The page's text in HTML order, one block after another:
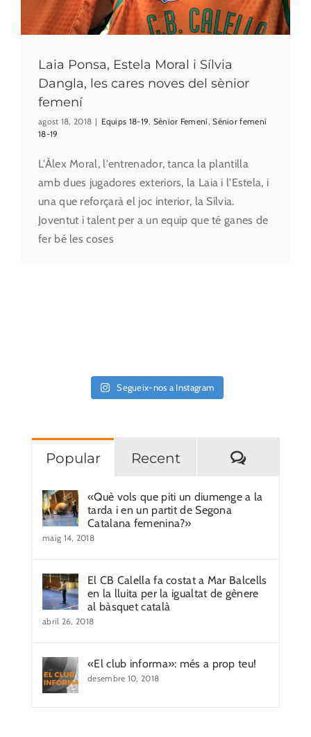
Laia Ponsa, Estela Moral i Sílvia
Dangla, les cares noves del sènior
femení
agost 18, 2018 | Equips 18-19, Sènior Femení,Sènior femení
18-19
L'Àlex Moral, l'entrenador, tanca la plantilla
amb dues jugadores exteriors, la Laia i l'Estela, i
una que reforçarà el joc interior, la Sílvia.
Joventut i talent per a un equip que té ganes de
fer bé les coses
Segueix-nos a Instagram
Popular Recent
«Què vols que piti un diumenge a la
tarda i en un partit de Segona
Catalana femenina?»
maig 14, 2018
El CB Calella fa costat a Mar Balcells
en la lluita per la igualtat de gènere
al bàsquet català
abril 26, 2018
«El club informa»: més a prop teu!
desembre 10, 2018